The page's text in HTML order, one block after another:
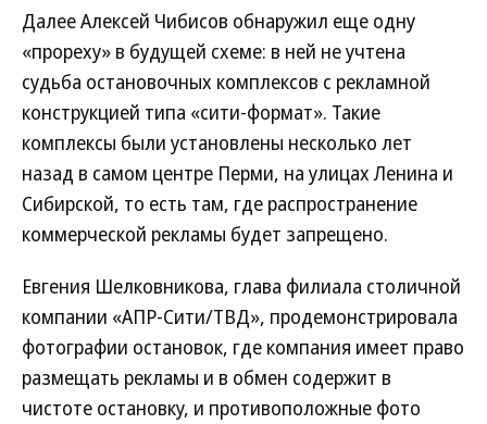
Далее Алексей Чибисов обнаружил еще одну
«прореху» в будущей схеме: в ней не учтена
судьба остановочных комплексов с рекламной
конструкцией типа «сити-формат». Такие
комплексы были установлены несколько лет
назад в самом центре Перми, на улицах Ленина и
Сибирской, то есть там, где распространение
коммерческой рекламы будет запрещено.
Евгения Шелковникова, глава филиала столичной
компании «АПР-Сити/ТВД», продемонстрировала
фотографии остановок, где компания имеет право
размещать рекламы и в обмен содержит в
чистоте остановку, и противоположные фото